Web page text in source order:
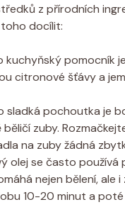
z přírodních
toho docílit:
kuchyňský pomocník
citronové šťávy a
sladká pochoutka je
zuby.
na zuby žádná
olej se často používá
nejen bělení, ale
10-20 minut a